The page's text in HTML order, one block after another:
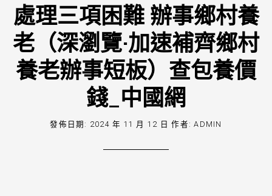
處理三項困難 辦事鄉村養
老（深瀏覽·加速補齊鄉村
養老辦事短板）查包養價
錢_中國網
發佈日期: 2024 年 11 月 12 日 作者:ADMIN